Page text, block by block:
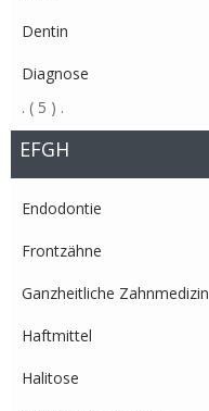
Dentin
Diagnose
. ( 5 ) .
EFGH
Endodontie
Frontzähne
Ganzheitliche Zahnmedizin
Haftmittel
Halitose